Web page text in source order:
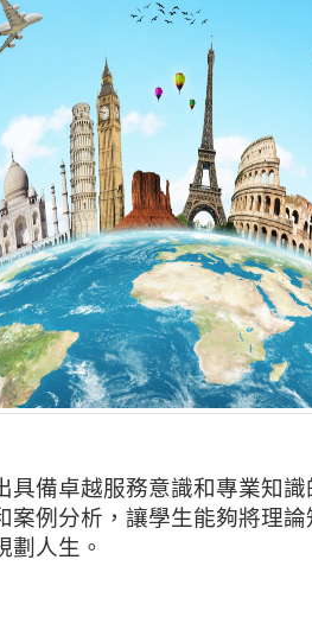
備卓越服務意識和專業知
例分析，讓學生能夠將理
劃人生。